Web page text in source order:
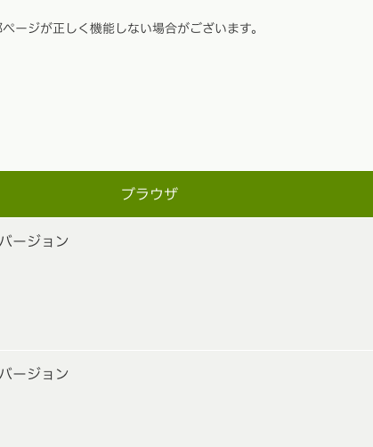
ージが正しく機能しない場合がございます。
ブラウザ
ージョン
ージョン